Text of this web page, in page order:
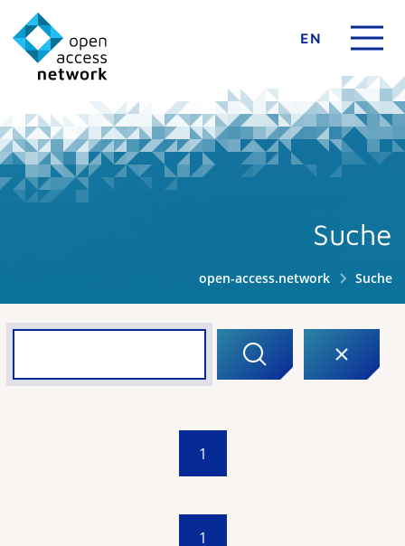
EN
Suche
open-access.network Suche
1
1